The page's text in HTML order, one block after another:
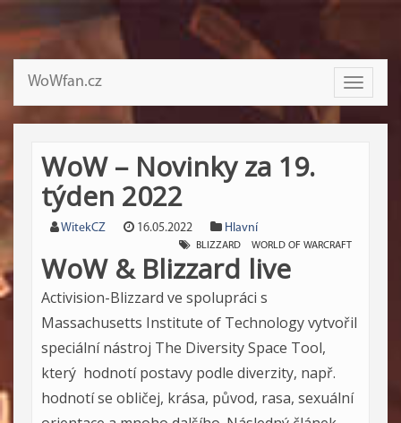
Toggle
WoWfan.cz
WoW – Novinky za 19.
týden 2022
WitekCZ 16.05.2022 Hlavní
BLIZZARD WORLD OF WARCRAFT
WoW & Blizzard live
Activision-Blizzard ve spolupráci s
Massachusetts Institute of Technologyvytvořil
speciální nástroj The Diversity Space Tool,
který hodnotí postavy podle diverzity, např.
hodnotí se obličej, krása, původ, rasa, sexuální